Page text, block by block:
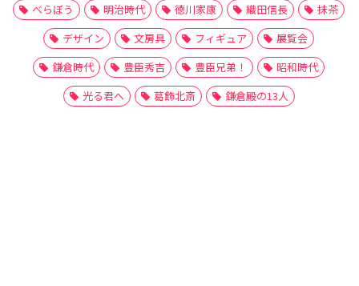
べらぼう
明治時代 徳川家康 織田信長
抹茶
デザイン
文房具 フィギュア
展覧会
鎌倉時代
豊臣秀吉 豊臣兄弟！
昭和時代
光る君へ
葛飾北斎 鎌倉殿の13人